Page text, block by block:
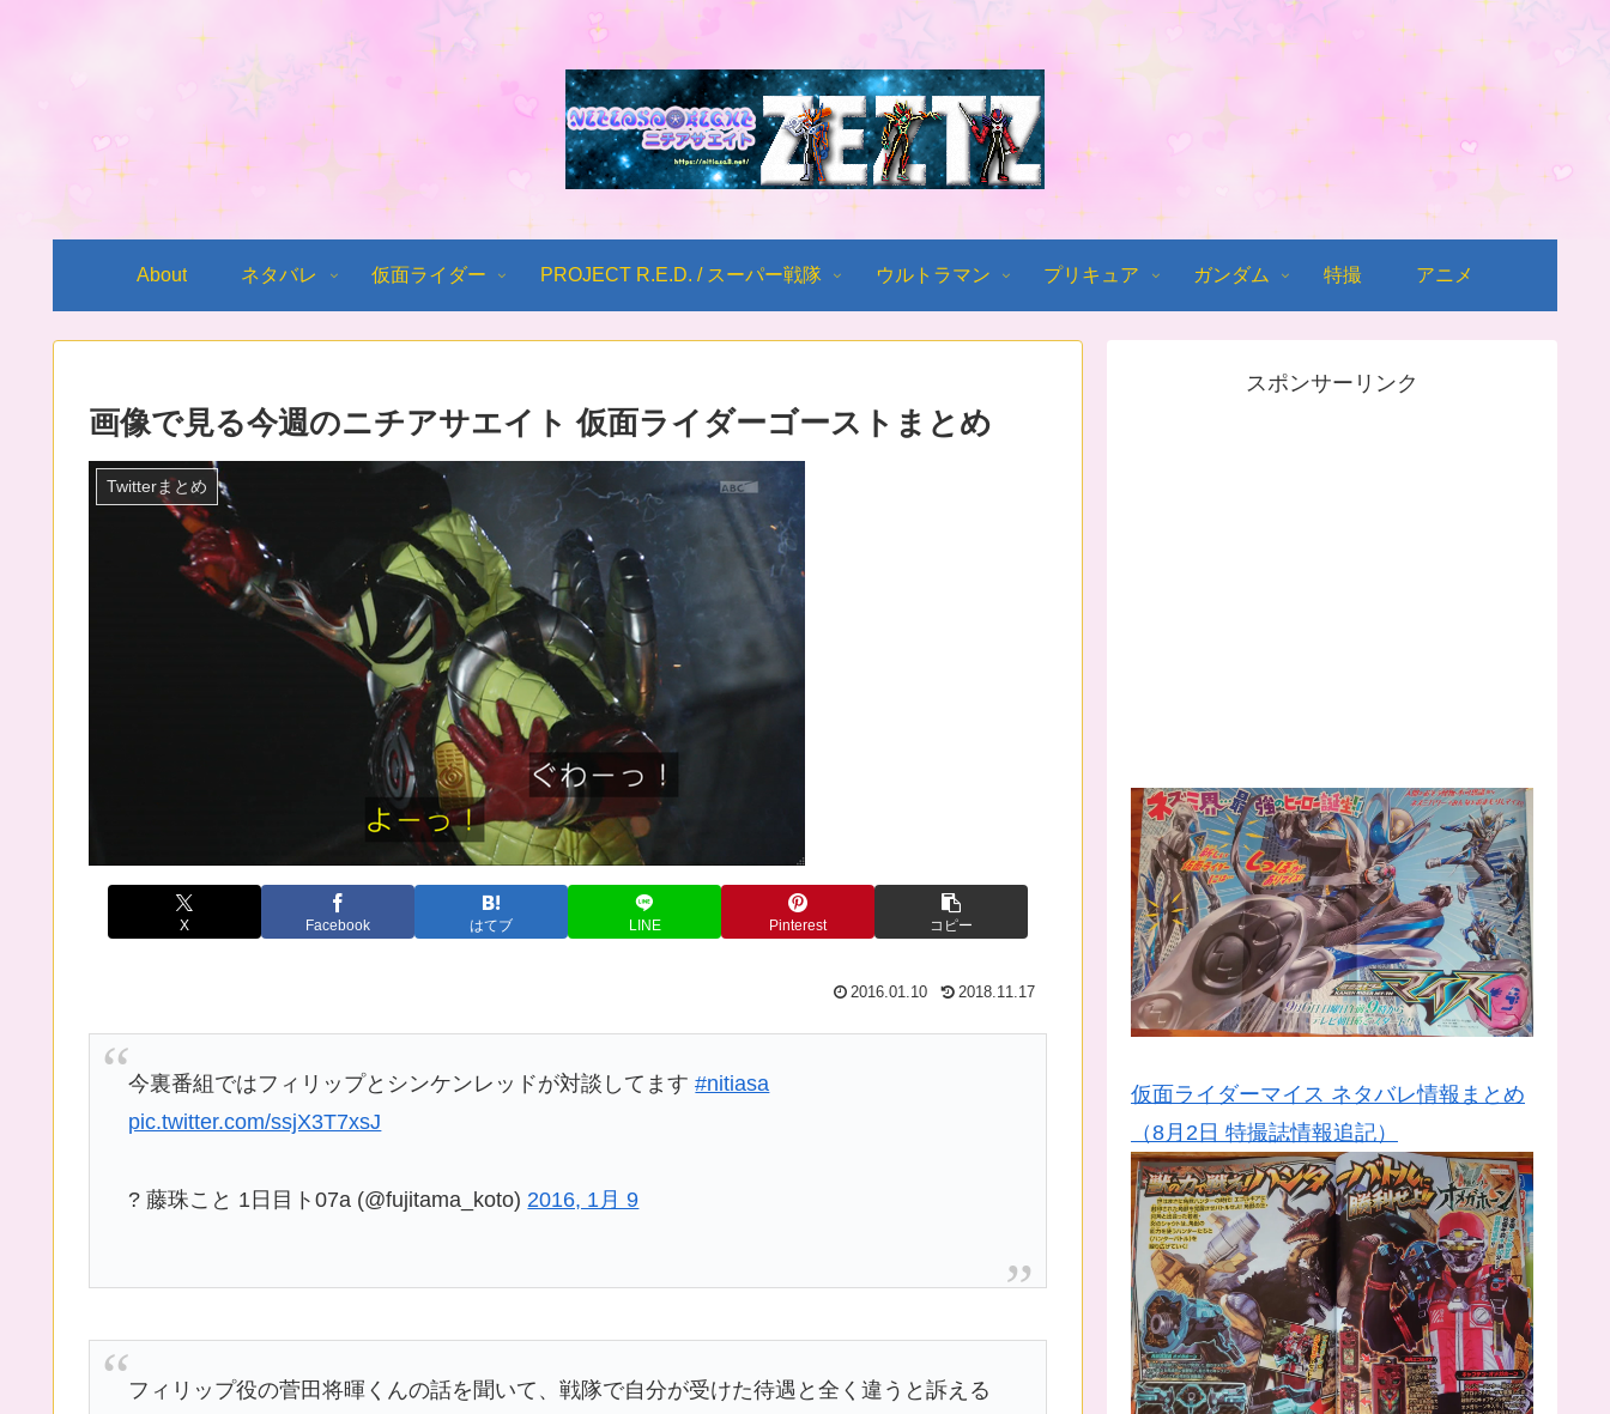
About ネタバレ 仮面ライダー PROJECT R.E.D. / スーパー戦隊 ウルトラマン プリキュア ガンダム 特撮 アニメ
画像で見る今週のニチアサエイト 仮面ライダーゴーストまとめ
Twitterまとめ
X Facebook はてブ LINE Pinterest コピー
2016.01.10 2018.11.17
今裏番組ではフィリップとシンケンレッドが対談してます#nitiasa
pic.twitter.com/ssjX3T7xsJ
? 藤珠こと 1日目ト07a (@fujitama_koto) 2016, 1月 9
フィリップ役の菅田将暉くんの話を聞いて、戦隊で自分が受けた待遇と全く違うと訴える
スポンサーリンク
仮面ライダーマイス ネタバレ情報まとめ
（8月2日 特撮誌情報追記）